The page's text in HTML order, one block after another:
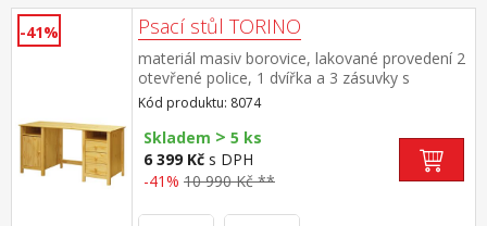
-41% Psací stůl TORINO
materiál masiv borovice, lakované provedení 2
otevřené police, 1 dvířka a 3 zásuvky s
kovovými pojezdy výsuv není součástí
dodávky ke stolu je možno dokoupit výsuvnou
desku na klávesnici 8840
Kód produktu: 8074
Skladem > 5 ks
6 399 Kč s DPH
-41% 10 990 Kč **